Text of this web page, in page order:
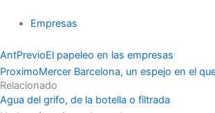
Empresas
AntPrevioEl papeleo en las empresas
ProximoMercer Barcelona, un espejo en el
Relacionado
Agua del grifo, de la botella o filtrada